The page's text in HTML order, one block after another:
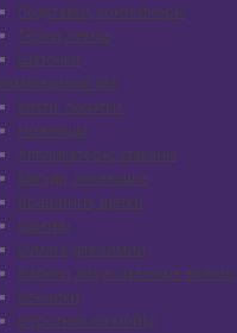
Подставки, контейнеры
Терки, пемза
Щеточки
зал
Кисти, лопатки
Ножницы
Аппликаторы, стаканы
Бигуди, коклюшки
Брашинги, щетки
Бритвы
Бумага для химии
Валики, искусственные волосы
Венчики
Воротник на мойку